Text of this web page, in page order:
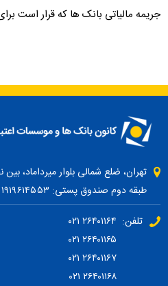
جریمه مالیاتی بانک ها که قرار است
طبقه دوم صندوق پستی: ۱۹۱۹۶۱۴۵۵۳
تلفن: ۲۶۴۰۱۱۶۴ ۰۲۱
۲۶۴۰۱۱۶۷ ۰۲۱
۲۶۴۰۱۱۶۸ ۰۲۱